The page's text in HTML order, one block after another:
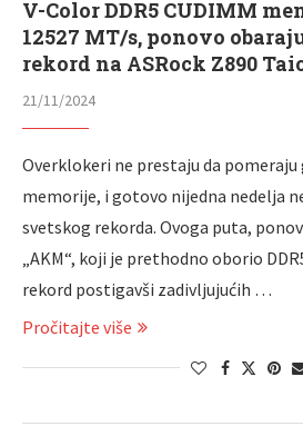
V-Color DDR5 CUDIMM
12527 MT/s, ponovo
rekord na ASRock Z890
21/11/2024
Overklokeri ne prestaju da pomeraju
memorije, i gotovo nijedna nedelja
svetskog rekorda. Ovoga puta,
„AKM“, koji je prethodno oborio
rekord postigavši zadivljujućih …
Pročitajte više